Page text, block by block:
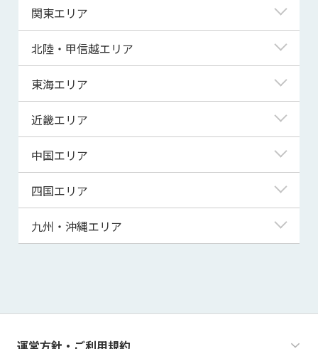
北海道
青森県
宮城県
秋田県
山形県
関東エリア
東京都
神奈川県
埼玉県
千葉県
茨城県
群馬県
北陸・甲信越エリア
新潟県
富山県
福井県
山梨県
長野県
東海エリア
岐阜県
静岡県
三重県
近畿エリア
滋賀県
京都府
大阪府
兵庫県
和歌山県
中国エリア
鳥取県
島根県
山口県
四国エリア
徳島県
高知県
九州・沖縄エリア
運営方針・ご利用規約